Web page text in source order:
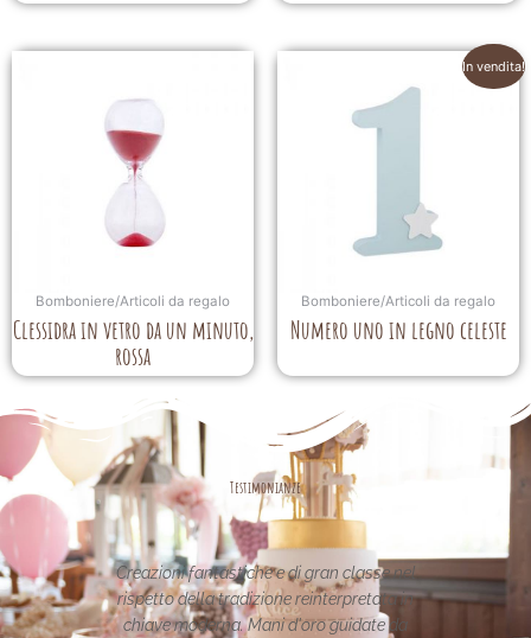
Bomboniere/Articoli da regalo
Clessidra in vetro da un minuto,
rossa
In vendita!
Bomboniere/Articoli da regalo
Numero uno in legno celeste
Testimonianze
Creazioni fantastiche e di gran classe nel
rispetto della tradizione reinterpretata in
chiave moderna. Mani d'oro guidate da
Le creazioni
uniche..raffinate
per la vostra